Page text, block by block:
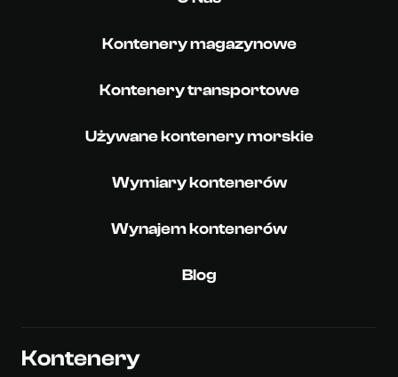
Kontenery magazynowe
Kontenery transportowe
Używane kontenery morskie
Wymiary kontenerów
Wynajem kontenerów
Blog
Kontenery